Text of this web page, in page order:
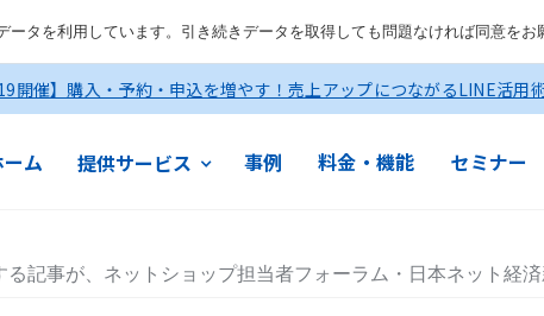
ータを利用しています。引き続きデータを取得しても問題なければ同意をお
開催】購入・予約・申込を増やす！売上アップにつながるLINE活用
ム 提供サービス 事例 料金・機能 セミナー
記事が、ネットショップ担当者フォーラム・日本ネット経